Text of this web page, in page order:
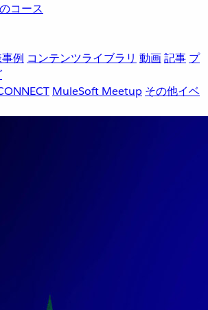
コース
例 コンテンツライブラリ 動画記事 プ
MuleSoft Meetup その他イベ